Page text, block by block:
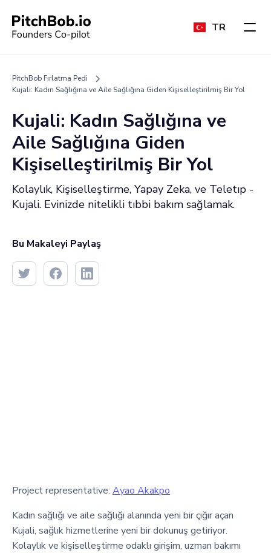
TR
PitchBob Fırlatma Pedi
Kujali: Kadın Sağlığına ve Aile Sağlığına Giden Kişiselleştirilmiş Bir Yol
Kujali: Kadın Sağlığına ve
Aile Sağlığına Giden
Kişiselleştirilmiş Bir Yol
Kolaylık, Kişiselleştirme, Yapay Zeka, ve Teletıp -
Kujali. Evinizde nitelikli tıbbi bakım sağlamak.
Bu Makaleyi Paylaş
Project representative: Ayao Akakpo
Kadın sağlığı ve aile sağlığı alanında yeni bir çığır açan
Kujali, sağlık hizmetlerine yeni bir dokunuş getiriyor.
Kolaylık ve kişiselleştirme odaklı girişim, uzman bakımı